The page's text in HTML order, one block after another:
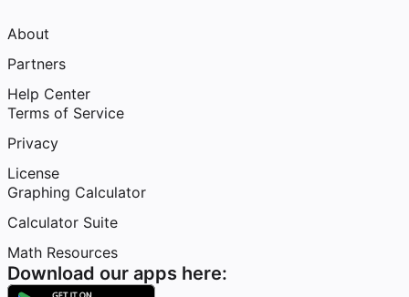
About
Partners
Help Center
Terms of Service
Privacy
License
Graphing Calculator
Calculator Suite
Math Resources
Download our apps here: